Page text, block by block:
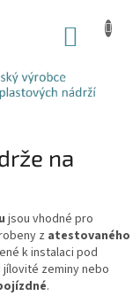
na
jsou vhodné pro
z atestovaného
k instalaci pod
zeminy nebo
.